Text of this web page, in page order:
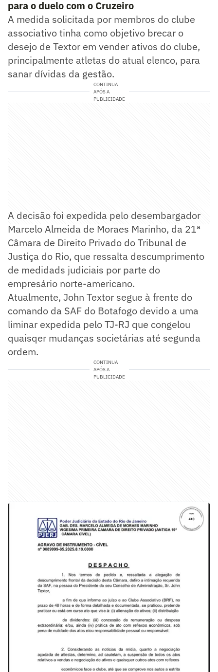
para o duelo com o Cruzeiro
A medida solicitada por membros do clube
associativo tinha como objetivo brecar o
desejo de Textor em vender ativos do clube,
principalmente atletas do atual elenco, para
sanar dívidas da gestão.
CONTINUA
APÓS A
PUBLICIDADE
A decisão foi expedida pelo desembargador
Marcelo Almeida de Moraes Marinho, da 21ª
Câmara de Direito Privado do Tribunal de
Justiça do Rio, que ressalta descumprimento
de medidads judiciais por parte do
empresário norte-americano.
Atualmente, John Textor segue à frente do
comando da SAF do Botafogo devido a uma
liminar expedida pelo TJ-RJ que congelou
quaisqer mudanças societárias até segunda
ordem.
CONTINUA
APÓS A
PUBLICIDADE